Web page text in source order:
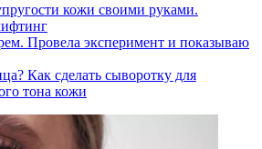
кожи своими руками.
Провела эксперимент и показываю
Как сделать сыворотку для
тона кожи